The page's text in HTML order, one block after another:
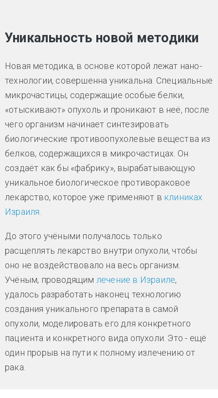
Уникальность новой методики
Новая методика, в основе которой лежат нано-
технологии, совершенна уникальна. Специальные
микрочастицы, содержащие особые белки,
«отыскивают» опухоль и проникают в неё, после
чего организм начинает синтезировать
биологические противоопухолевые вещества из
белков, содержащихся в микрочастицах. Он
создаёт как бы «фабрику», вырабатывающую
уникальное биологическое противораковое
лекарство, которое уже применяют в клиниках
Израиля
До этого учёными получалось только
расщеплять лекарство внутри опухоли, чтобы
оно не воздействовало на весь организм.
Учёным, проводящим лечение в Израиле,
удалось разработать наконец технологию
создания уникального препарата в самой
опухоли, моделировать его для конкретного
пациента и конкретного вида опухоли. Это - ещё
один прорыв на пути к полному излечению от
рака.